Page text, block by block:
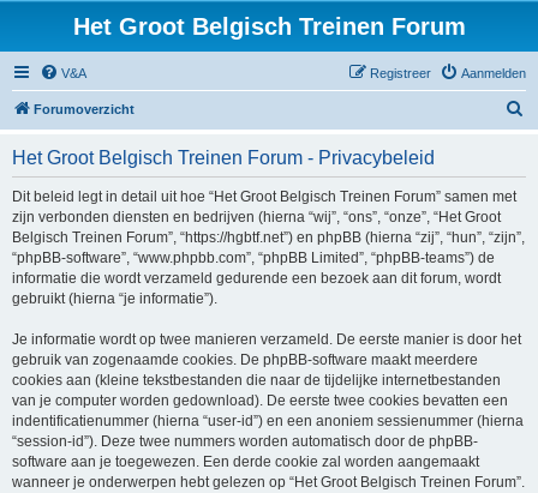
Het Groot Belgisch Treinen Forum
V&A Aanmelden
Registreer
Forumoverzicht
Het Groot Belgisch Treinen Forum - Privacybeleid
Dit beleid legt in detail uit hoe “Het Groot Belgisch Treinen Forum” samen met
zijn verbonden diensten en bedrijven (hierna “wij”, “ons”, “onze”, “Het Groot
Belgisch Treinen Forum”, “https://hgbtf.net”) en phpBB (hierna “zij”, “hun”, “zijn”,
“phpBB-software”, “www.phpbb.com”, “phpBB Limited”, “phpBB-teams”) de
informatie die wordt verzameld gedurende een bezoek aan dit forum, wordt
gebruikt (hierna “je informatie”).
Je informatie wordt op twee manieren verzameld. De eerste manier is door het
gebruik van zogenaamde cookies. De phpBB-software maakt meerdere
cookies aan (kleine tekstbestanden die naar de tijdelijke internetbestanden
van je computer worden gedownload). De eerste twee cookies bevatten een
indentificatienummer (hierna “user-id”) en een anoniem sessienummer (hierna
“session-id”). Deze twee nummers worden automatisch door de phpBB-
software aan je toegewezen. Een derde cookie zal worden aangemaakt
wanneer je onderwerpen hebt gelezen op “Het Groot Belgisch Treinen Forum”.